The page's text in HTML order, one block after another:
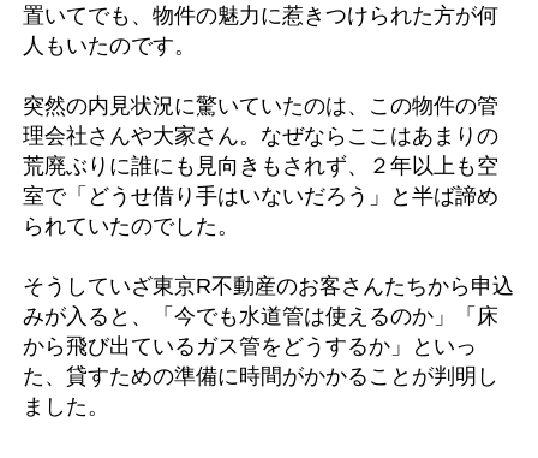
置いてでも、物件の魅力に惹きつけられた方が何
人もいたのです。
突然の内見状況に驚いていたのは、この物件の管
理会社さんや大家さん。なぜならここはあまりの
荒廃ぶりに誰にも見向きもされず、２年以上も空
室で「どうせ借り手はいないだろう」と半ば諦め
られていたのでした。
そうしていざ東京R不動産のお客さんたちから申込
みが入ると、「今でも水道管は使えるのか」「床
から飛び出ているガス管をどうするか」といっ
た、貸すための準備に時間がかかることが判明し
ました。